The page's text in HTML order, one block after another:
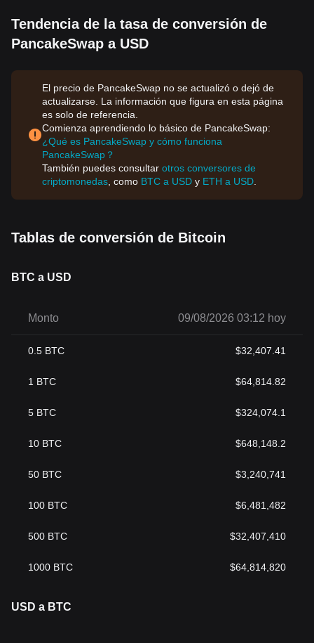
Tendencia de la tasa de conversión de
PancakeSwap a USD
El precio de PancakeSwap no se actualizó o dejó de
actualizarse. La información que figura en esta página
es solo de referencia.
Comienza aprendiendo lo básico de PancakeSwap:
¿Qué es PancakeSwap y cómo funciona
PancakeSwap？
También puedes consultar otros conversores de
criptomonedas , como BTC a USD y ETH a USD
Tablas de conversión de Bitcoin
BTC a USD
Monto 09/08/2026 03:12 hoy
0.5 BTC $32,407.41
1 BTC $64,814.82
5 BTC $324,074.1
10 BTC $648,148.2
50 BTC $3,240,741
100 BTC $6,481,482
500 BTC $32,407,410
1000 BTC $64,814,820
USD a BTC